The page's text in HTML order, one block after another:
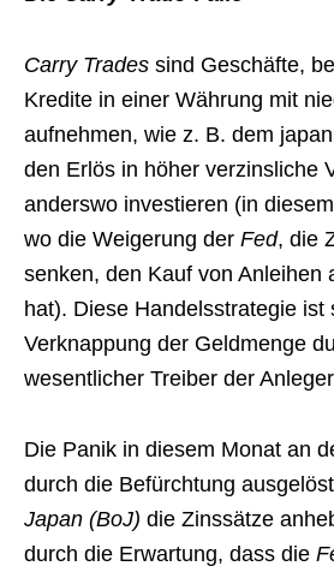
Carry Trades sind Geschäfte,
Kredite in einer Währung mit
aufnehmen, wie z. B. dem
den Erlös in höher verzinsliche
anderswo investieren (in
wo die Weigerung der Fed, die
senken, den Kauf von Anleihen
hat). Diese Handelsstrategie ist
Verknappung der Geldmenge
wesentlicher Treiber der
Die Panik in diesem Monat an
durch die Befürchtung
Japan (BoJ) die Zinssätze
durch die Erwartung, dass die